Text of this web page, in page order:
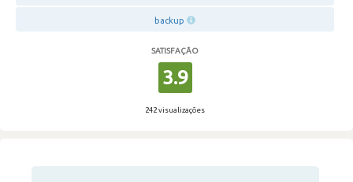
backup
SATISFAÇÃO
3.9
242 visualizações